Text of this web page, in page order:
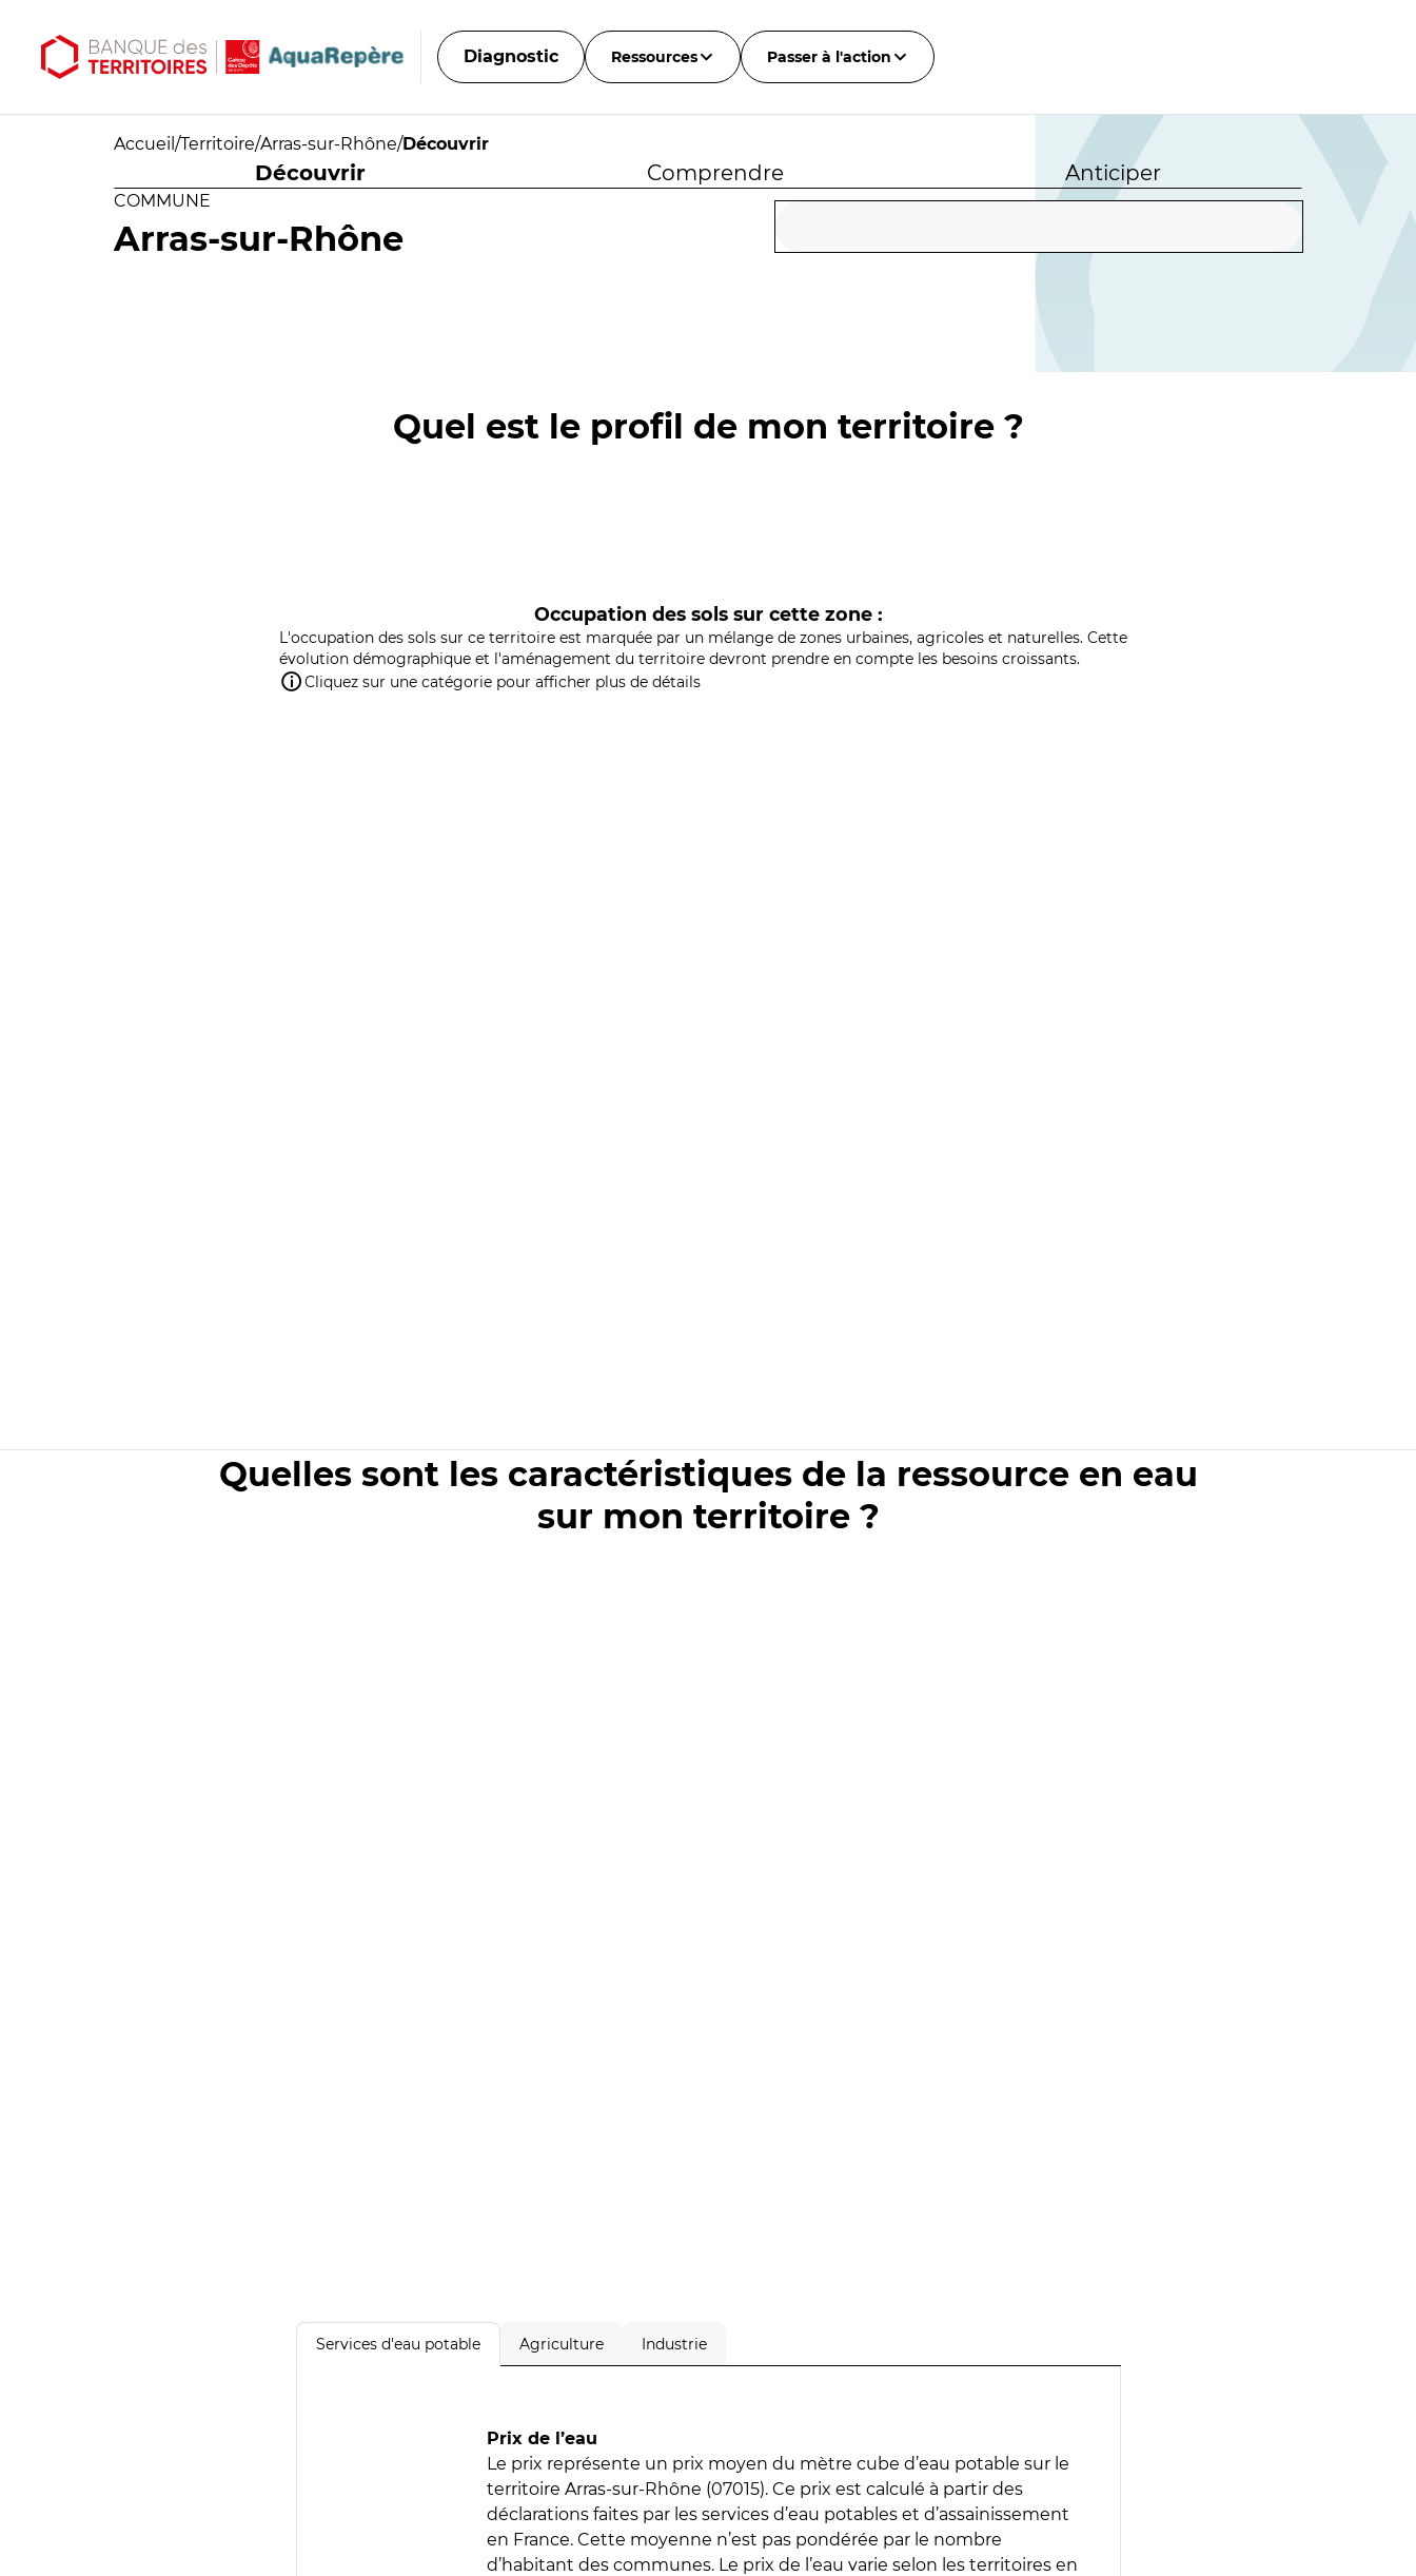
Diagnostic Ressources Passer à l'action
Accueil /Territoire/Arras-sur-Rhône/Découvrir
Découvrir Comprendre Anticiper
COMMUNE
Arras-sur-Rhône
Quel est le profil de mon territoire ?
Occupation des sols sur cette zone :
L'occupation des sols sur ce territoire est marquée par un mélange de zones urbaines, agricoles et naturelles. Cette
évolution démographique et l'aménagement du territoire devront prendre en compte les besoins croissants.
Cliquez sur une catégorie pour afficher plus de détails
Quelles sont les caractéristiques de la ressource en eau
sur mon territoire ?
Services d'eau potable Agriculture Industrie
Prix de l’eau
Le prix représente un prix moyen du mètre cube d’eau potable sur le
territoire Arras-sur-Rhône (07015). Ce prix est calculé à partir des
déclarations faites par les services d’eau potables et d’assainissement
en France. Cette moyenne n’est pas pondérée par le nombre
d’habitant des communes. Le prix de l’eau varie selon les territoires en